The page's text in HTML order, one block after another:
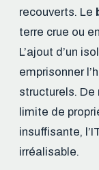
recouverts. Le
terre crue ou
L’ajout d’un
emprisonner
structurels.
limite de
insuffisante,
irréalisable.